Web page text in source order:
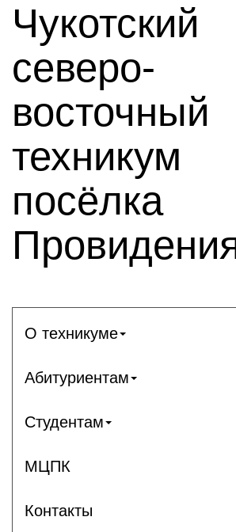
Чукотский
северо-
восточный
техникум
посёлка
О техникуме
Абитуриентам
Студентам
МЦПК
Контакты